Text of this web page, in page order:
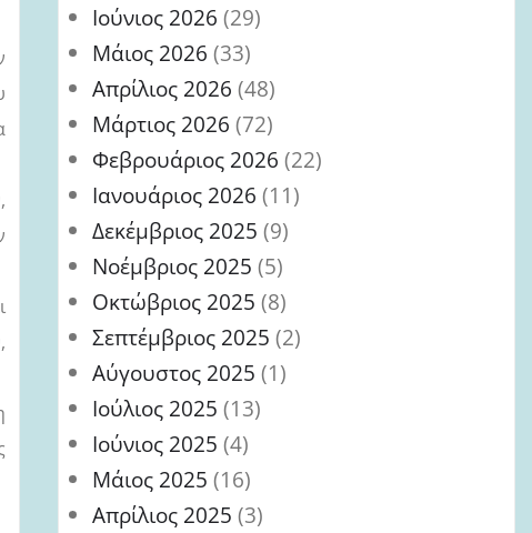
Ιούνιος 2026 (29)
Μάιος 2026 (33)
Απρίλιος 2026 (48)
Μάρτιος 2026 (72)
Φεβρουάριος 2026 (22)
Ιανουάριος 2026 (11)
Δεκέμβριος 2025 (9)
Νοέμβριος 2025 (5)
Οκτώβριος 2025 (8)
Σεπτέμβριος 2025 (2)
Αύγουστος 2025 (1)
Ιούλιος 2025 (13)
Ιούνιος 2025 (4)
Μάιος 2025 (16)
Απρίλιος 2025 (3)